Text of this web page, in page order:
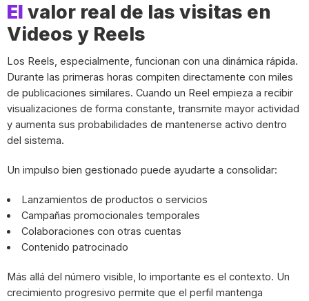
El valor real de las visitas en
Videos y Reels
Los Reels, especialmente, funcionan con una dinámica rápida.
Durante las primeras horas compiten directamente con miles
de publicaciones similares. Cuando un Reel empieza a recibir
visualizaciones de forma constante, transmite mayor actividad
y aumenta sus probabilidades de mantenerse activo dentro
del sistema.
Un impulso bien gestionado puede ayudarte a consolidar:
Lanzamientos de productos o servicios
Campañas promocionales temporales
Colaboraciones con otras cuentas
Contenido patrocinado
Más allá del número visible, lo importante es el contexto. Un
crecimiento progresivo permite que el perfil mantenga